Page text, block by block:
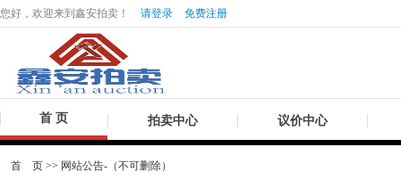
您好，欢迎来到鑫安拍卖！ 请登录 免费注册
首 页 拍卖中心 议价中心
首 页 >> 网站公告-（不可删除）